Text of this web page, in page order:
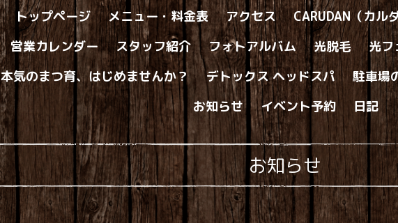
トップページ メニュー・料金表 アクセス CARUDAN（カル
営業カレンダー
スタッフ紹介 フォトアルバム 光脱毛 光フ
本気のまつ育、はじめませんか？
デトックス ヘッドスパ 駐車場
お知らせ
イベント予約 日記
お知らせ